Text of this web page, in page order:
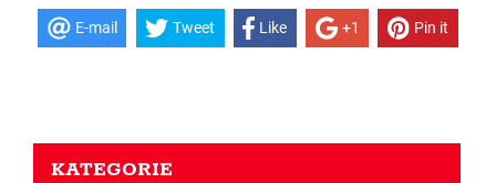
E-mail Tweet Like +1 Pin it
KATEGORIE